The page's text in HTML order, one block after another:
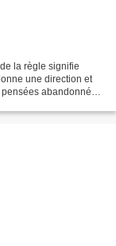
la règle signifie
une direction et
pensées abandonnées